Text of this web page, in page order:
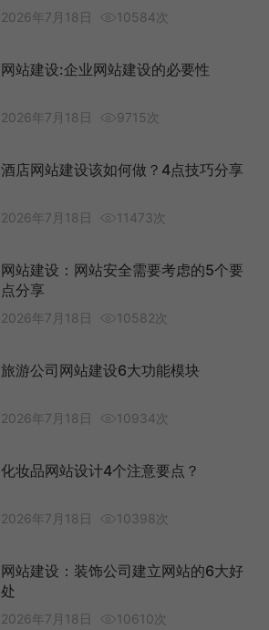
2026年7月18日 10584次
网站建设:企业网站建设的必要性
2026年7月18日 9715次
酒店网站建设该如何做？4点技巧分享
2026年7月18日 11473次
网站建设：网站安全需要考虑的5个要
点分享
2026年7月18日 10582次
旅游公司网站建设6大功能模块
2026年7月18日 10934次
化妆品网站设计4个注意要点？
2026年7月18日 10398次
网站建设：装饰公司建立网站的6大好
处
2026年7月18日 10610次